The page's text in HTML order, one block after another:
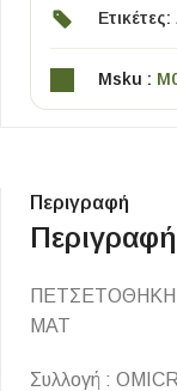
Ετικέτες:
Msku :
Περιγραφή
Περιγραφή
ΠΕΤΣΕΤΟΘΗΚΗ
ΜΑΤ
Συλλογή :